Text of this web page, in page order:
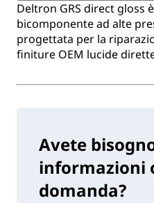
Deltron GRS direct gloss
bicomponente ad alte
progettata per la
finiture OEM lucide
Avete
informazioni
domanda?